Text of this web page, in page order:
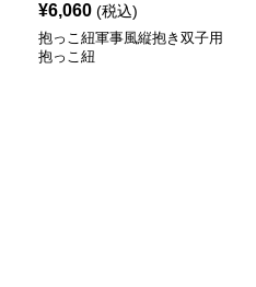
¥6,060 (税込)
抱っこ紐軍事風縦抱き双子用
抱っこ紐